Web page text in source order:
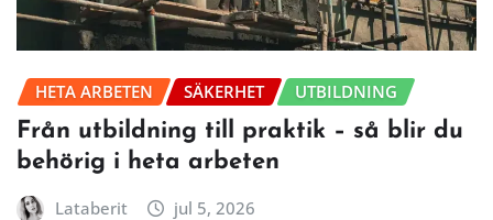
HETA ARBETEN SÄKERHET UTBILDNING
Från utbildning till praktik – så blir du
behörig i heta arbeten
Lataberit jul 5, 2026